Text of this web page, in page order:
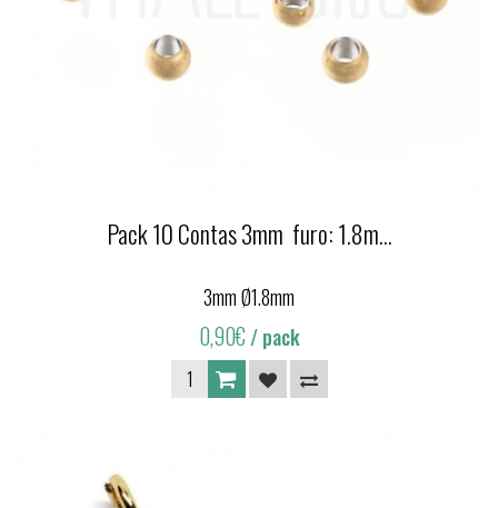
Pack 10 Contas 3mm furo: 1.8m...
3mm Ø1.8mm
0,90€/ pack